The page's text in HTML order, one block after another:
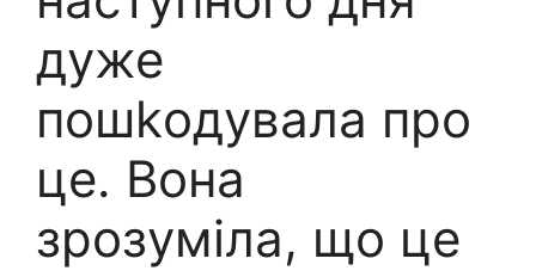
дуже
пошkодувала про
це. Вона
зрозуміла, що це